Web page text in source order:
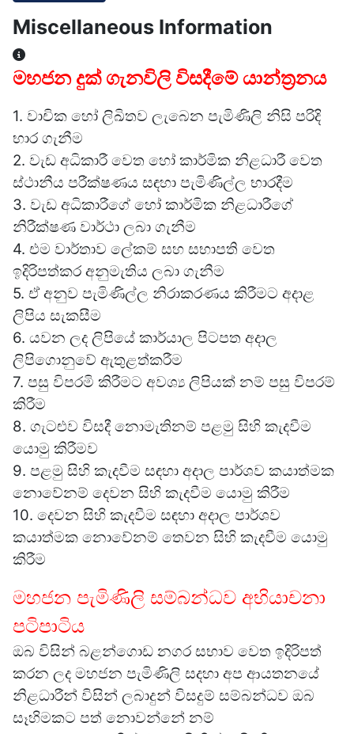
Miscellaneous Information
Miscellaneous Information
මහජන දුක් ගැනවිලි විසදීමේ යාන්ත්‍රනය
1. වාචික හෝ ලිඛිතව ලැබෙන පැමිණිලි නිසි පරිදි
භාර ගැනීම
2. වැඩ අධිකාරී වෙත හෝ කාර්මික නිළධාරී වෙත
ස්ථානීය පරීක්ෂණය සඳහා පැමිණිල්ල භාරදීම
3. වැඩ අධිකාරීගේ හෝ කාර්මික නිළධාරීගේ
නිරීක්ෂණ වාර්ථා ලබා ගැනීම
4. එම වාර්තාව ලේකම් සහ සභාපති වෙත
ඉදිරිපත්කර අනුමැතිය ලබා ගැනීම
5. ඒ අනුව පැමිණිල්ල නිරාකරණය කිරීමට අදාළ
ලිපිය සැකසීම
6. යවන ලද ලිපියේ කාර්යාල පිටපත අදාල
ලිපිගොනුවේ ඇතුළත්කරීම
7. පසු විපරමි කිරීමට අවශ්‍ය ලිපියක් නම් පසු විපරම්
කිරීම
8. ගැටළුව විසදී නොමැතිනම් පළමු සිහි කැදවීම
යොමු කිරීමව
9. පළමු සිහි කැදවීම සඳහා අදාල පාර්ශව කයාත්මක
නොවේනම් දෙවන සිහි කැදවීම යොමු කිරීම
10. දෙවන සිහි කැදවීම සඳහා අදාල පාර්ශව
කයාත්මක නොවේනම් තෙවන සිහි කැදවීම යොමු
කිරීම
මහජන පැමිණිලි සම්බන්ධව අභියාචනා
පටිපාටිය
ඔබ විසින් බළන්ගොඩ නගර සභාව වෙත ඉදිරිපත්
කරන ලද මහජන පැමිණිලි සදහා අප ආයත‍නයේ
නිළධාරීන් විසින් ලබාදුන් විසදුම් සම්බන්ධව ඔබ
සෑහිමකට පත් නොවන්නේ නම්